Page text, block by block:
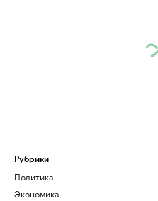
Рубрики
Политика
Экономика